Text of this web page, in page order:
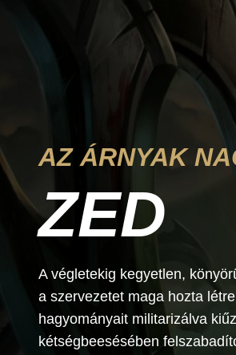
AZ ÁRNYAK
ZED
A végletekig kegyetlen,
a szervezetet maga hozta
hagyományait militarizálva
kétségbeesésében